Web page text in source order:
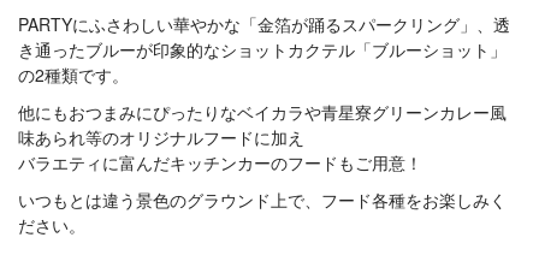
PARTYにふさわしい華やかな「金箔が踊るスパークリング」、透
き通ったブルーが印象的なショットカクテル「ブルーショット」
の2種類です。
他にもおつまみにぴったりなベイカラや青星寮グリーンカレー風
味あられ等のオリジナルフードに加え
バラエティに富んだキッチンカーのフードもご用意！
いつもとは違う景色のグラウンド上で、フード各種をお楽しみく
ださい。